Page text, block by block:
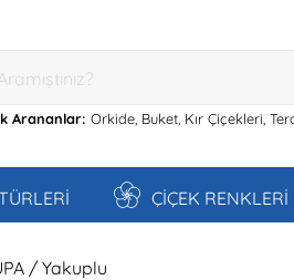
Arananlar: Orkide, Buket, Kır Çiçekleri,
ÇİÇEK RENKLERİ
/ Yakuplu